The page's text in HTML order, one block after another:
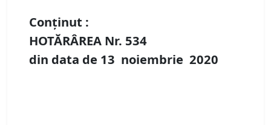
Conținut :
HOTĂRÂREA Nr. 534
din data de 13 noiembrie 2020